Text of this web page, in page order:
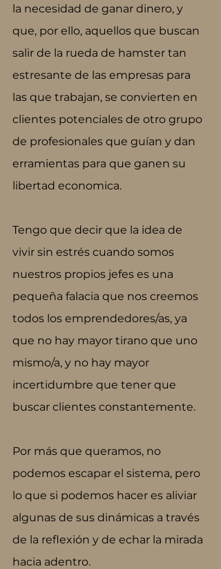
la necesidad de ganar dinero, y
que, por ello, aquellos que buscan
salir de la rueda de hamster tan
estresante de las empresas para
las que trabajan, se convierten en
clientes potenciales de otro grupo
de profesionales que guían y dan
erramientas para que ganen su
libertad economica.
Tengo que decir que la idea de
vivir sin estrés cuando somos
nuestros propios jefes es una
pequeña falacia que nos creemos
todos los emprendedores/as, ya
que no hay mayor tirano que uno
mismo/a, y no hay mayor
incertidumbre que tener que
buscar clientes constantemente.
Por más que queramos, no
podemos escapar el sistema, pero
lo que si podemos hacer es aliviar
algunas de sus dinámicas a través
de la reflexión y de echar la mirada
hacia adentro.